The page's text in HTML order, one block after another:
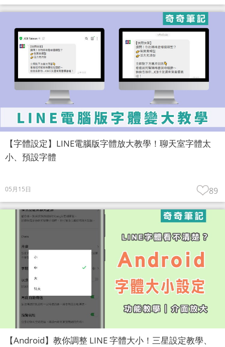
【字體設定】LINE電腦版字體放大教學！聊天室字體太
小、預設字體
05月15日 89
【Android】教你調整 LINE 字體大小！三星設定教學、